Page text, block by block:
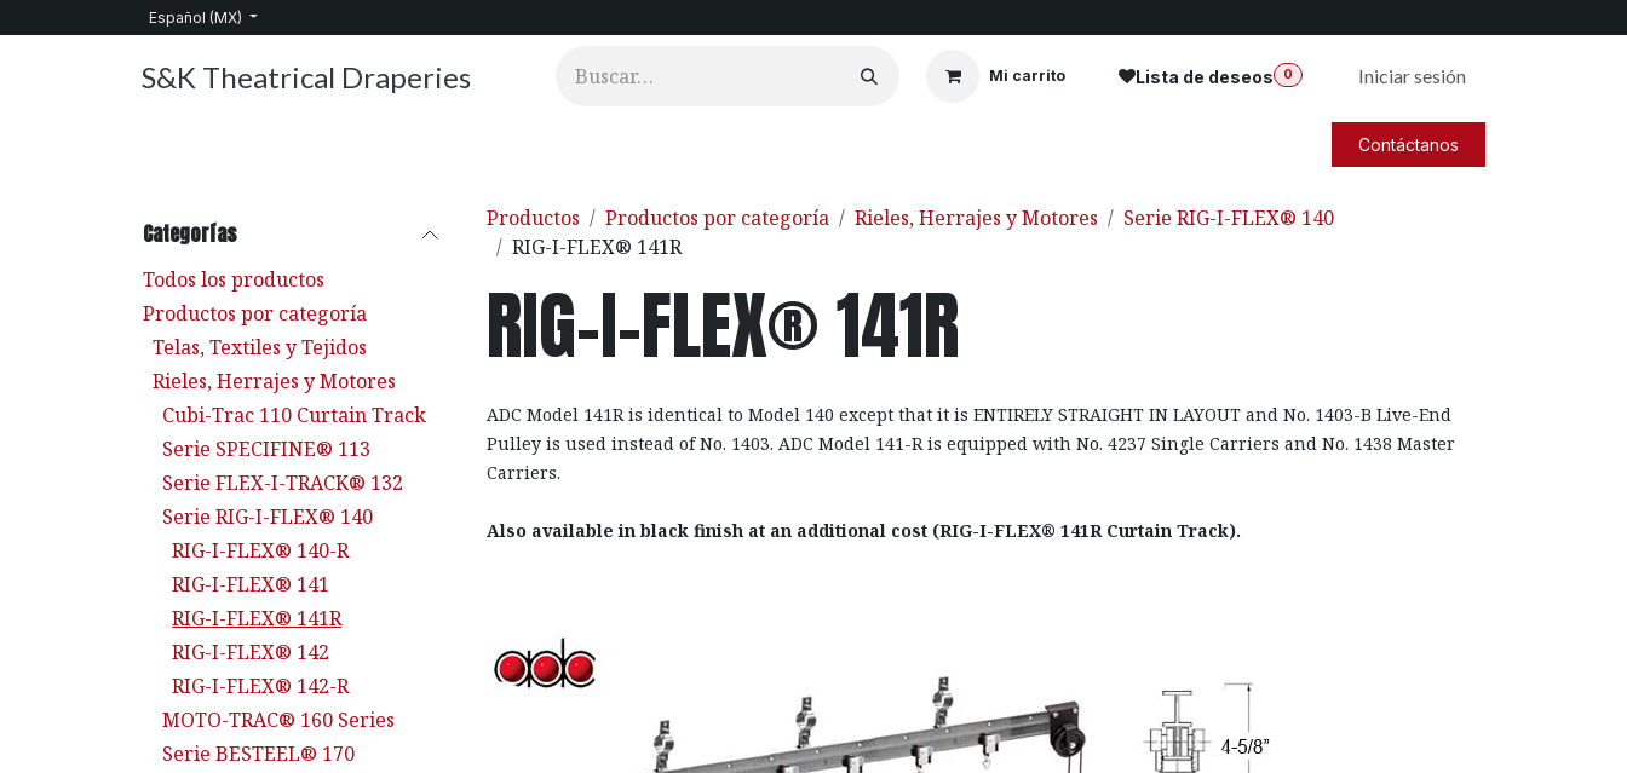
Español (MX)
S&K Theatrical Draperies Mi carrito Lista de deseos 0 Iniciar sesión
Contáctanos
Categorías
Todos los productos
Productos por categoría
Telas, Textiles y Tejidos
Rieles, Herrajes y Motores
Cubi-Trac 110 Curtain Track
Serie SPECIFINE® 113
Serie FLEX-I-TRACK® 132
Serie RIG-I-FLEX® 140
RIG-I-FLEX® 140-R
RIG-I-FLEX® 141
RIG-I-FLEX® 141R
RIG-I-FLEX® 142
RIG-I-FLEX® 142-R
MOTO-TRAC® 160 Series
Serie BESTEEL® 170
Productos Productos por categoría Rieles, Herrajes y Motores
Serie RIG-I-FLEX® 140
RIG-I-FLEX® 141R
RIG-I-FLEX® 141R
ADC Model 141R is identical to Model 140 except that it is ENTIRELY STRAIGHT IN LAYOUT and No. 1403-B Live-End
Pulley is used instead of No. 1403. ADC Model 141-R is equipped with No. 4237 Single Carriers and No. 1438 Master
Carriers.
Also available in black finish at an additional cost (RIG-I-FLEX® 141R Curtain Track).